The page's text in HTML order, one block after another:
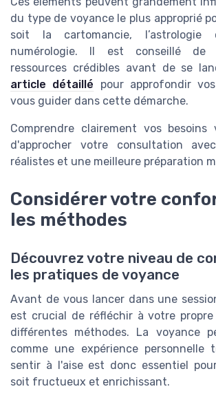
du type de voyance le plus approprié
soit la cartomancie,
numérologie. Il est conseillé de
ressources crédibles avant de se
article détaillé pour approfondir
vous guider dans cette démarche.
Comprendre clairement vos besoins
d'approcher votre consultation
réalistes et une meilleure préparation
Considérer votre
les méthodes
Découvrez votre niveau de
les pratiques de voyance
Avant de vous lancer dans une
est crucial de réfléchir à votre
différentes méthodes. La voyance
comme une expérience personnelle
sentir à l'aise est donc essentiel
soit fructueux et enrichissant.